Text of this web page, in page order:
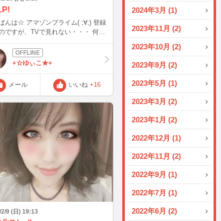
2024年3月 (1)
2023年11月 (2)
2023年10月 (2)
2023年9月 (2)
2023年5月 (1)
2023年3月 (2)
2023年1月 (2)
2022年12月 (1)
2022年11月 (2)
2022年9月 (1)
2022年7月 (1)
2022年6月 (2)
ゾンプライム( ;∀;) 登録
ですが、TVで見れない・・・ 何時
+☆ゆぃこ★+
メール いいね +16
9 (日) 19:13